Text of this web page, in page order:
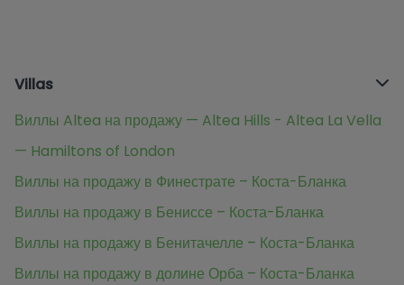
Villas
Виллы Altea на продажу — Altea Hills - Altea La Vella
— Hamiltons of London
Виллы на продажу в Финестрате – Коста-Бланка
Виллы на продажу в Бениссе – Коста-Бланка
Виллы на продажу в Бенитачелле – Коста-Бланка
Виллы на продажу в долине Орба – Коста-Бланка